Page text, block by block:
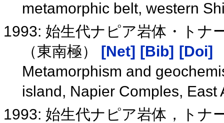
metamorphic belt, western
1993: 始生代ナピア岩体・トナ
（東南極）
[Net] [Bib]
[Doi]
Metamorphism and
island, Napier Comples, East
1993: 始生代ナピア岩体，トナ